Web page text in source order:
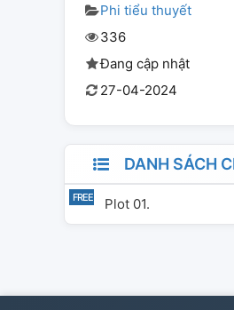
Phi tiểu thuyết
336
Đang cập nhật
27-04-2024
DANH SÁCH
Plot 01.